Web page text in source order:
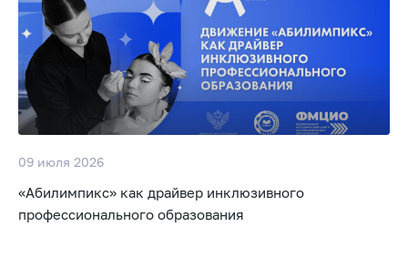
09 июля 2026
«Абилимпикс» как драйвер инклюзивного
профессионального образования